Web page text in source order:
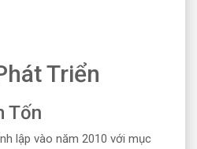
Triển
Tốn
lập vào năm 2010 với mục